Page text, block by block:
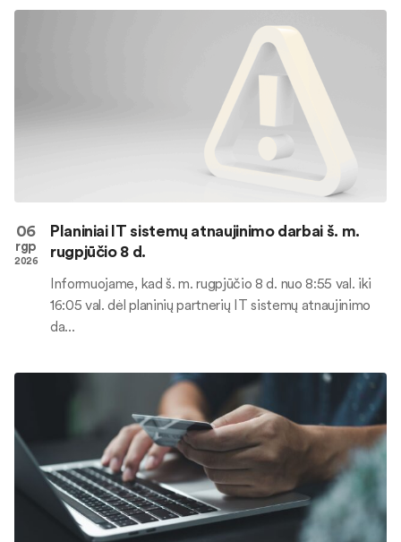
06
rgp
2026
Planiniai IT sistemų atnaujinimo darbai š. m.
rugpjūčio 8 d.
Informuojame, kad š. m. rugpjūčio 8 d. nuo 8:55 val. iki
16:05 val. dėl planinių partnerių IT sistemų atnaujinimo
da...